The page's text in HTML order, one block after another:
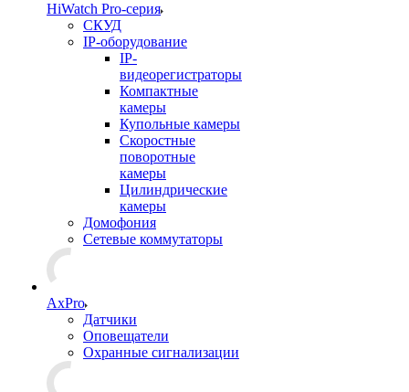
HiWatch Pro-серия
CКУД
IP-оборудование
IP-
видеорегистраторы
Компактные
камеры
Купольные камеры
Скоростные
поворотные
камеры
Цилиндрические
камеры
Домофония
Сетевые коммутаторы
AxPro
Датчики
Оповещатели
Охранные сигнализации